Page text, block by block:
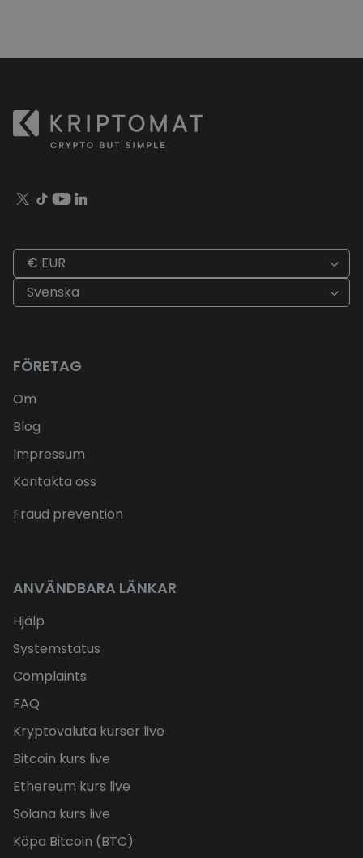
€ EUR
Svenska
FÖRETAG
Om
Blog
Impressum
Kontakta oss
Fraud prevention
ANVÄNDBARA LÄNKAR
Hjälp
Systemstatus
Complaints
FAQ
Kryptovaluta kurser live
Bitcoin kurs live
Ethereum kurs live
Solana kurs live
Köpa Bitcoin (BTC)